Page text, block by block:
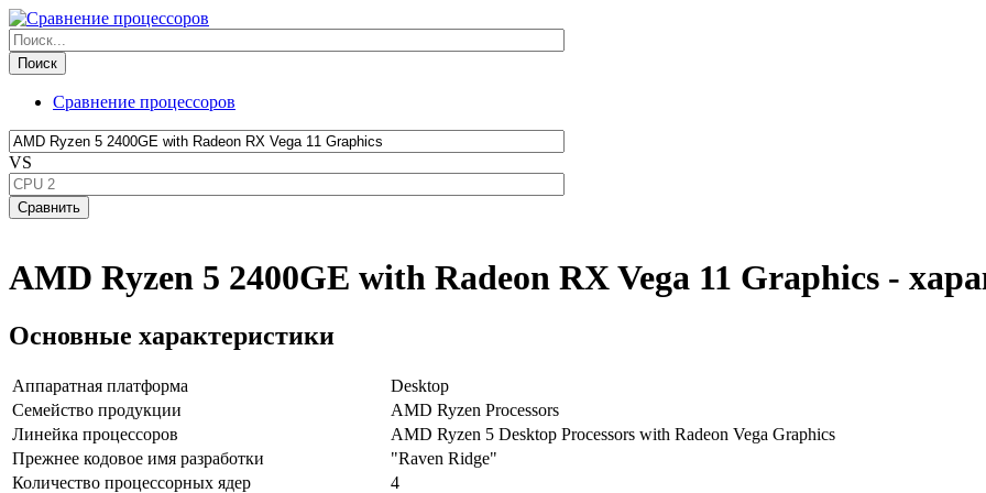
Сравнение процессоров
VS
AMD Ryzen 5 2400GE with Radeon RX Vega 11 Graphics -
Основные характеристики
Аппаратная платформа
Desktop
Семейство продукции
AMD Ryzen Processors
Линейка процессоров
AMD Ryzen 5 Desktop Processors with Radeon Vega Graphics
Прежнее кодовое имя разработки
"Raven Ridge"
Количество процессорных ядер
4